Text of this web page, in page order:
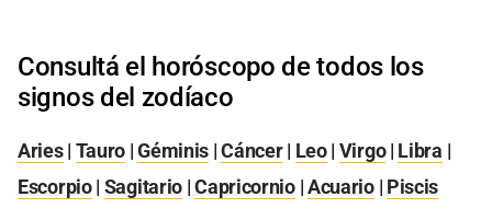
Consultá el horóscopo de todos los
signos del zodíaco
Aries| Tauro |Géminis |Cáncer| Leo| Virgo| Libra |
Escorpio| Sagitario |Capricornio|Acuario| Piscis